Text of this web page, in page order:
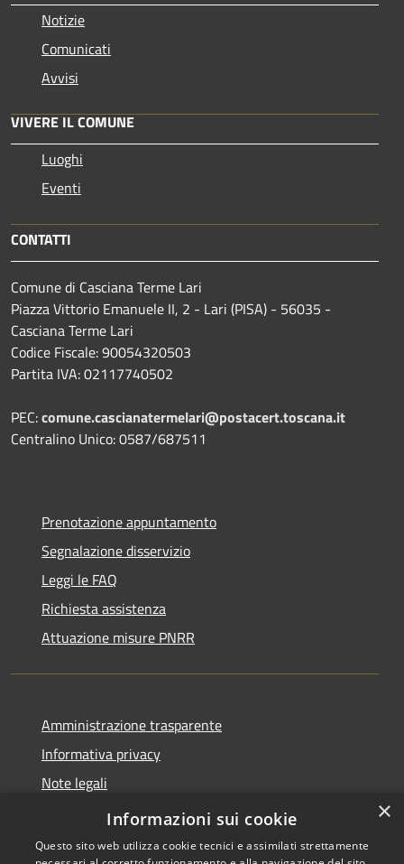
Notizie
Comunicati
Avvisi
VIVERE IL COMUNE
Luoghi
Eventi
CONTATTI
Comune di Casciana Terme Lari
Piazza Vittorio Emanuele II, 2 - Lari (PISA) - 56035 -
Casciana Terme Lari
Codice Fiscale: 90054320503
Partita IVA: 02117740502
PEC:comune.cascianatermelari@postacert.toscana.it
Centralino Unico: 0587/687511
Prenotazione appuntamento
Segnalazione disservizio
Leggi le FAQ
Richiesta assistenza
Attuazione misure PNRR
Amministrazione trasparente
Informativa privacy
Note legali
Dichiarazione di accessibilità
×
Informazioni sui cookie
Questo sito web utilizza cookie tecnici e assimilati strettamente